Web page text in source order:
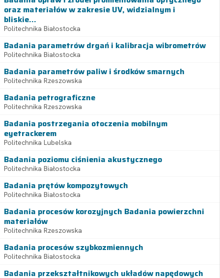
oraz materiałów w zakresie UV, widzialnym i
bliskie...
Politechnika Białostocka
Badania parametrów drgań i kalibracja wibrometrów
Politechnika Białostocka
Badania parametrów paliw i środków smarnych
Politechnika Rzeszowska
Badania petrograficzne
Politechnika Rzeszowska
Badania postrzegania otoczenia mobilnym
eyetrackerem
Politechnika Lubelska
Badania poziomu ciśnienia akustycznego
Politechnika Białostocka
Badania prętów kompozytowych
Politechnika Białostocka
Badania procesów korozyjnych Badania powierzchni
materiałów
Politechnika Rzeszowska
Badania procesów szybkozmiennych
Politechnika Białostocka
Badania przekształtnikowych układów napędowych